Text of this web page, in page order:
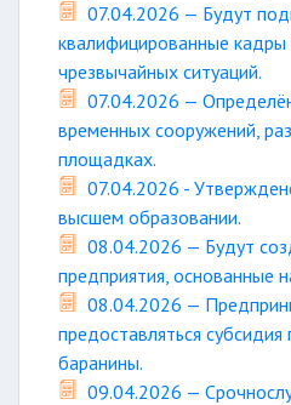
07.04.2026 — Будут
квалифицированные
чрезвычайных ситуаций.
07.04.2026 —
временных сооружений,
площадках.
07.04.2026 -
высшем образовании.
08.04.2026 — Будут
предприятия, основанные
08.04.2026 —
предоставляться
баранины.
09.04.2026 —